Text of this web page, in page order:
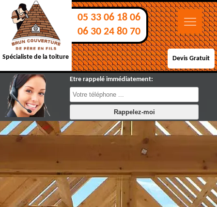
Spécialiste de la toiture
05 33 06 18 06
06 30 24 80 70
Devis Gratuit
Etre rappelé immédiatement: